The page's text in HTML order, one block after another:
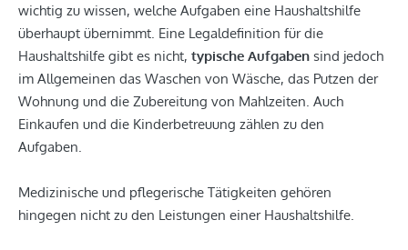
wichtig zu wissen, welche Aufgaben eine Haushaltshilfe
überhaupt übernimmt. Eine Legaldefinition für die
Haushaltshilfe gibt es nicht, typische Aufgaben sind jedoch
im Allgemeinen das Waschen von Wäsche, das Putzen der
Wohnung und die Zubereitung von Mahlzeiten. Auch
Einkaufen und die Kinderbetreuung zählen zu den
Aufgaben.
Medizinische und pflegerische Tätigkeiten gehören
hingegen nicht zu den Leistungen einer Haushaltshilfe.